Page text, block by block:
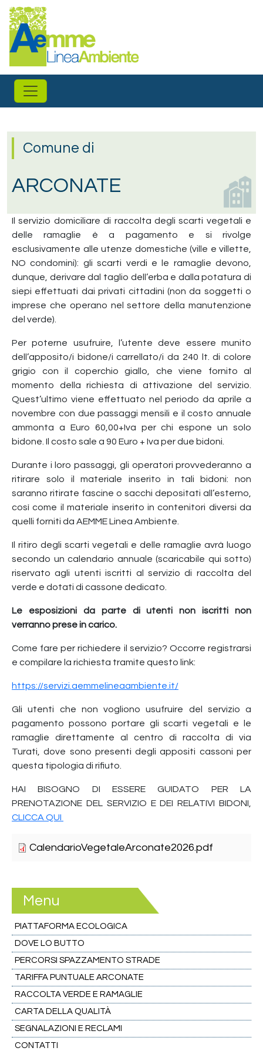
Salta al contenuto principale
Comune di
ARCONATE
Il servizio domiciliare di raccolta degli scarti vegetali e
delle ramaglie è a pagamento e si rivolge
esclusivamente alle utenze domestiche (ville e villette,
NO condomini): gli scarti verdi e le ramaglie devono,
dunque, derivare dal taglio dell’erba e dalla potatura di
siepi effettuati dai privati cittadini (non da soggetti o
imprese che operano nel settore della manutenzione
del verde).
Per poterne usufruire, l’utente deve essere munito
dell’apposito/i bidone/i carrellato/i da 240 lt. di colore
grigio con il coperchio giallo, che viene fornito al
momento della richiesta di attivazione del servizio.
Quest’ultimo viene effettuato nel periodo da aprile a
novembre con due passaggi mensili e il costo annuale
ammonta a Euro 60,00+Iva per chi espone un solo
bidone. Il costo sale a 90 Euro + Iva per due bidoni.
Durante i loro passaggi, gli operatori provvederanno a
ritirare solo il materiale inserito in tali bidoni: non
saranno ritirate fascine o sacchi depositati all’esterno,
così come il materiale inserito in contenitori diversi da
quelli forniti da AEMME Linea Ambiente.
Il ritiro degli scarti vegetali e delle ramaglie avrà luogo
secondo un calendario annuale (scaricabile qui sotto)
riservato agli utenti iscritti al servizio di raccolta del
verde e dotati di cassone dedicato.
Le esposizioni da parte di utenti non iscritti non
verranno prese in carico.
Come fare per richiedere il servizio? Occorre registrarsi
e compilare la richiesta tramite questo link:
https://servizi.aemmelineaambiente.it/
Gli utenti che non vogliono usufruire del servizio a
pagamento possono portare gli scarti vegetali e le
ramaglie direttamente al centro di raccolta di via
Turati, dove sono presenti degli appositi cassoni per
questa tipologia di rifiuto.
HAI BISOGNO DI ESSERE GUIDATO PER LA
PRENOTAZIONE DEL SERVIZIO E DEI RELATIVI BIDONI,
CLICCA QUI
CalendarioVegetaleArconate2026.pdf
Menu
PIATTAFORMA ECOLOGICA
DOVE LO BUTTO
PERCORSI SPAZZAMENTO STRADE
TARIFFA PUNTUALE ARCONATE
RACCOLTA VERDE E RAMAGLIE
CARTA DELLA QUALITÀ
SEGNALAZIONI E RECLAMI
CONTATTI